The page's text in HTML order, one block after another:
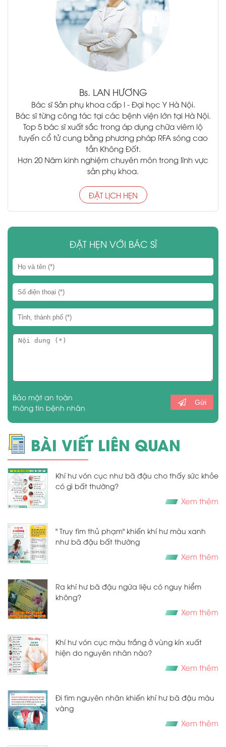
Bs. LAN HƯƠNG
Bác sĩ Sản phụ khoa cấp I - Đại học Y Hà Nội.
Bác sĩ từng công tác tại các bệnh viện lớn tại Hà Nội.
Top 5 bác sĩ xuất sắc trong áp dụng chữa viêm lộ
tuyến cổ tử cung bằng phương pháp RFA sóng cao
tần Không Đốt.
Hơn 20 Năm kinh nghiệm chuyên môn trong lĩnh vực
sản phụ khoa.
ĐẶT LỊCH HẸN
ĐẶT HẸN VỚI BÁC SĨ
Bảo mật an toàn
thông tin bệnh nhân
Gửi
BÀI VIẾT LIÊN QUAN
Khí hư vón cục như bã đậu cho thấy sức khỏe
có gì bất thường?
Xem thêm
" Truy tìm thủ phạm" khiến khí hư màu xanh
như bã đậu bất thường
Xem thêm
Ra khí hư bã đậu ngứa liệu có nguy hiểm
không?
Xem thêm
Khí hư vón cục màu trắng ở vùng kín xuất
hiện do nguyên nhân nào?
Xem thêm
Đi tìm nguyên nhân khiến khí hư bã đậu màu
vàng
Xem thêm